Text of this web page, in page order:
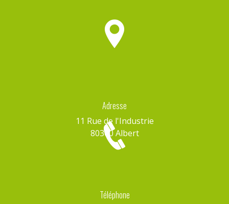
Adresse
11 Rue de l'Industrie
80300 Albert
Téléphone